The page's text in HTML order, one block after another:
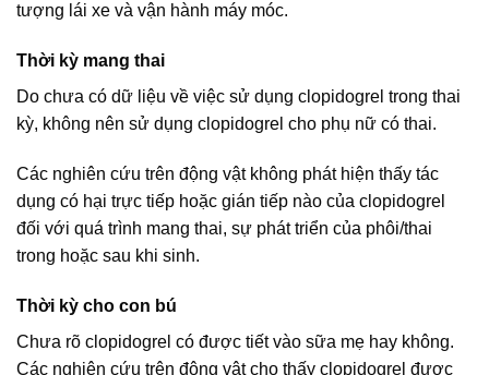
tượng lái xe và vận hành máy móc.
Thời kỳ mang thai
Do chưa có dữ liệu về việc sử dụng clopidogrel trong thai
kỳ, không nên sử dụng clopidogrel cho phụ nữ có thai.
Các nghiên cứu trên động vật không phát hiện thấy tác
dụng có hại trực tiếp hoặc gián tiếp nào của clopidogrel
đối với quá trình mang thai, sự phát triển của phôi/thai
trong hoặc sau khi sinh.
Thời kỳ cho con bú
Chưa rõ clopidogrel có được tiết vào sữa mẹ hay không.
Các nghiên cứu trên động vật cho thấy clopidogrel được